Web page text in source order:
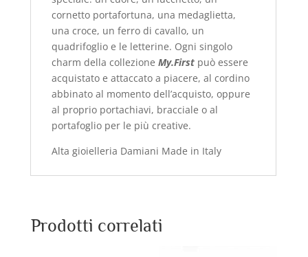
cornetto portafortuna, una medaglietta,
una croce, un ferro di cavallo, un
quadrifoglio e le letterine. Ogni singolo
charm della collezione My.Firstpuò essere
acquistato e attaccato a piacere, al cordino
abbinato al momento dell’acquisto, oppure
al proprio portachiavi, bracciale o al
portafoglio per le più creative.
Alta gioielleria Damiani Made in Italy
Prodotti correlati